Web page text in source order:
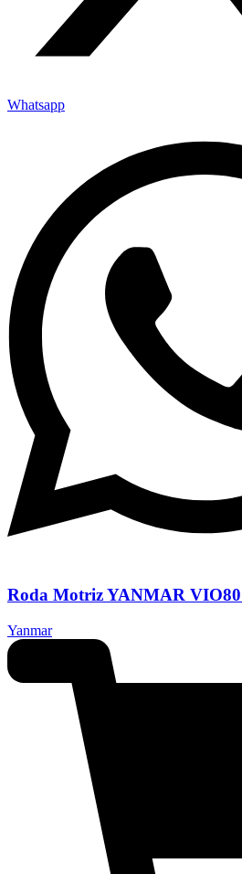
Whatsapp
Roda Motriz YANMAR VIO80
Yanmar